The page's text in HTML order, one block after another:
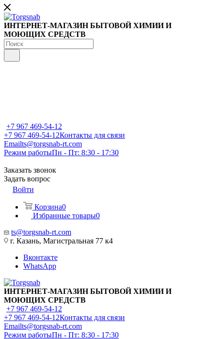
ИНТЕРНЕТ-МАГАЗИН БЫТОВОЙ ХИМИИ И
МОЮЩИХ СРЕДСТВ
+7 967 469-54-12
+7 967 469-54-12Контакты для связи
Emailts@torgsnab-rt.com
Режим работыПн - Пт: 8:30 - 17:30
Заказать звонок
Задать вопрос
Войти
Корзина0
Избранные товары0
ts@torgsnab-rt.com
г. Казань, Магистральная 77 к4
Вконтакте
WhatsApp
ИНТЕРНЕТ-МАГАЗИН БЫТОВОЙ ХИМИИ И
МОЮЩИХ СРЕДСТВ
+7 967 469-54-12
+7 967 469-54-12Контакты для связи
Emailts@torgsnab-rt.com
Режим работыПн - Пт: 8:30 - 17:30